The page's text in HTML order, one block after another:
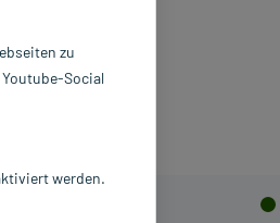
GmbHzu
Social
werden.